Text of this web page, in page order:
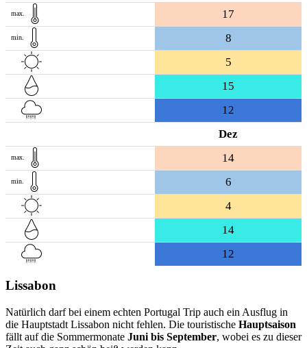
max. 17
min.
8
5
15
12
Dez
max. 14
min.
6
4
14
12
Lissabon
Natürlich darf bei einem echten Portugal Trip auch ein Ausflug in
die Hauptstadt Lissabon nicht fehlen. Die touristische Hauptsaison
fällt auf die Sommermonate Juni bis September, wobei es zu dieser